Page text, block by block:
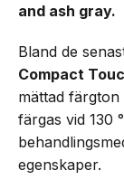
and ash gray.
Bland de
Compact
mättad
färgas vid 130
egenskaper.